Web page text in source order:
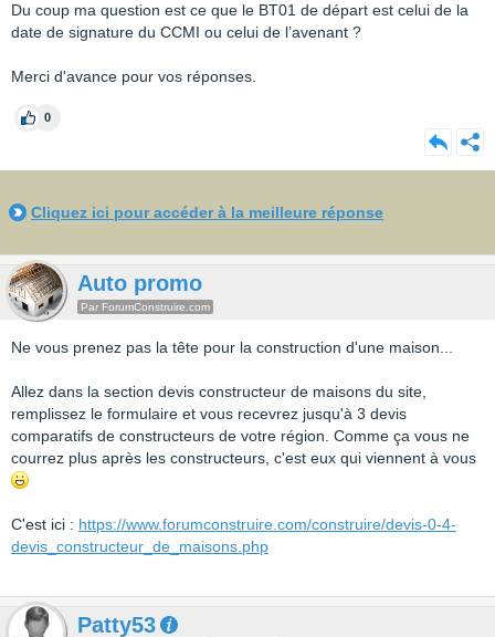
Du coup ma question est ce que le BT01 de départ est celui de la
date de signature du CCMI ou celui de l’avenant ?
Merci d'avance pour vos réponses.
0
Cliquez ici pour accéder à la meilleure réponse
Auto promo
Par ForumConstruire.com
Ne vous prenez pas la tête pour la construction d'une maison...
Allez dans la section devis constructeur de maisons du site,
remplissez le formulaire et vous recevrez jusqu'à 3 devis
comparatifs de constructeurs de votre région. Comme ça vous ne
courrez plus après les constructeurs, c'est eux qui viennent à vous
C'est ici : https://www.forumconstruire.com/construire/devis-0-4-
devis_constructeur_de_maisons.php
Patty53